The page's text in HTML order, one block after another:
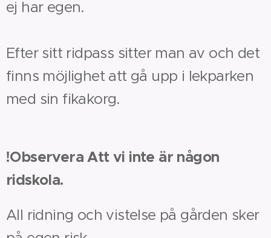
ej har egen.
Efter sitt ridpass sitter man av och det
finns möjlighet att gå upp i lekparken
med sin fikakorg.
!Observera Att vi inte är någon
ridskola.
All ridning och vistelse på gården sker